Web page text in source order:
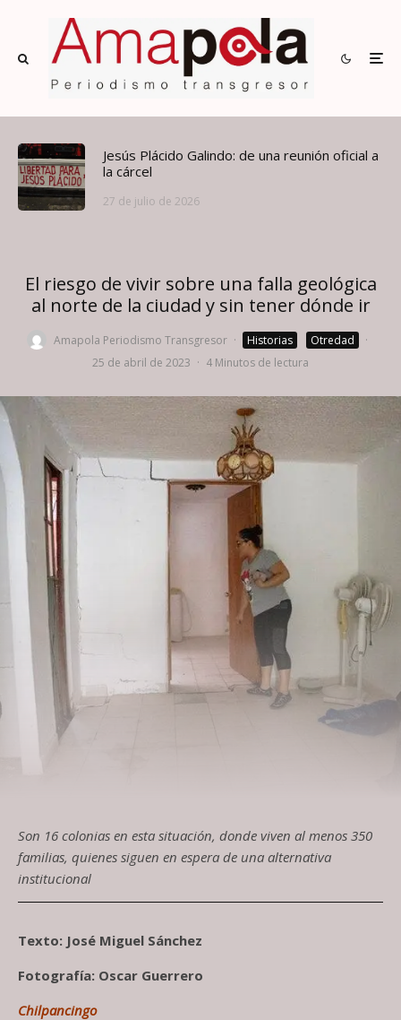
Jesús Plácido Galindo: de una reunión oficial a
la cárcel
27 de julio de 2026
El riesgo de vivir sobre una falla geológica
al norte de la ciudad y sin tener dónde ir
Amapola Periodismo Transgresor · Historias Otredad
·
25 de abril de 2023 · 4 Minutos de lectura
Son 16 colonias en esta situación, donde viven al menos 350
familias, quienes siguen en espera de una alternativa
institucional
Texto: José Miguel Sánchez
Fotografía: Oscar Guerrero
Chilpancingo